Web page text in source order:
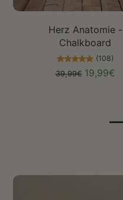
Herz Anatomie -
Chalkboard
(108)
39,99€ 19,99€